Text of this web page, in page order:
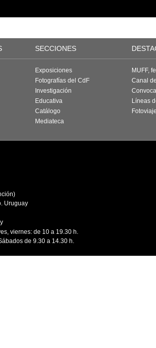
SECCIONES
Exposiciones
Fotografías del CdF
Investigación
Educativa
Catálogo
Mediateca
MUFF,
Canal
Líneas
Uruguay
viernes: de 10 a 19.30 h.
de 9.30 a 14.30 h.